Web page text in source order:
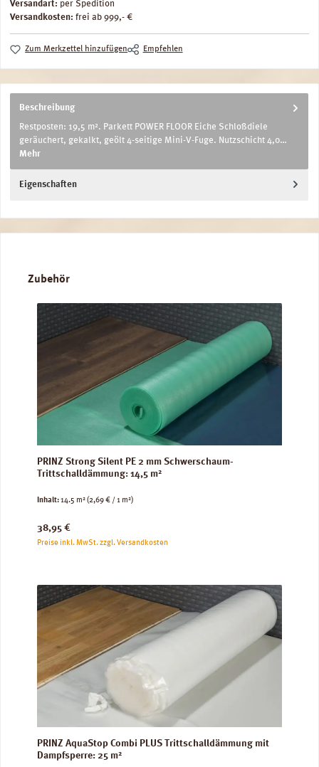
Versandart: per Spedition
Versandkosten: frei ab 999,- €
Zum Merkzettel hinzufügen Empfehlen
Beschreibung
Restposten: 19,5 m². Parkett POWER FLOOR Eiche Schloßdiele
geräuchert, gekalkt, geölt 4-seitige Mini-V-Fuge. Nutzschicht 4,0…
Mehr
Eigenschaften
Produktgalerie überspringen
Zubehör
PRINZ Strong Silent PE 2 mm Schwerschaum-
Trittschalldämmung: 14,5 m²
Inhalt:14.5 m²(2,69 € / 1 m²)
Regulärer Preis:
38,95 €
Preise inkl. MwSt. zzgl. Versandkosten
PRINZ AquaStop Combi PLUS Trittschalldämmung mit
Dampfsperre: 25 m²